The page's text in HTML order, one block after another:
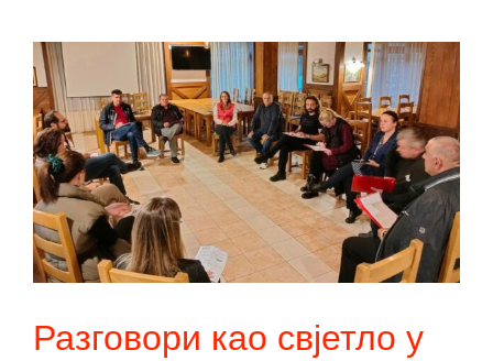
Разговори као свјетло у